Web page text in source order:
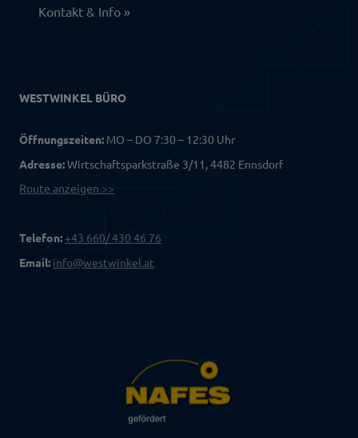
Kontakt & Info
WESTWINKEL BÜRO
Öffnungszeiten: MO – DO 7:30 – 12:30 Uhr
Adresse:Wirtschaftsparkstraße 3/11, 4482 Ennsdorf
Route anzeigen >>
Telefon: +43 660/ 430 46 76
Email: info@westwinkel.at